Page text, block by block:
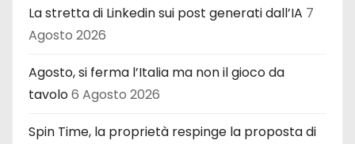
La stretta di Linkedin sui post generati dall’IA 7
Agosto 2026
Agosto, si ferma l’Italia ma non il gioco da
tavolo6 Agosto 2026
Spin Time, la proprietà respinge la proposta di